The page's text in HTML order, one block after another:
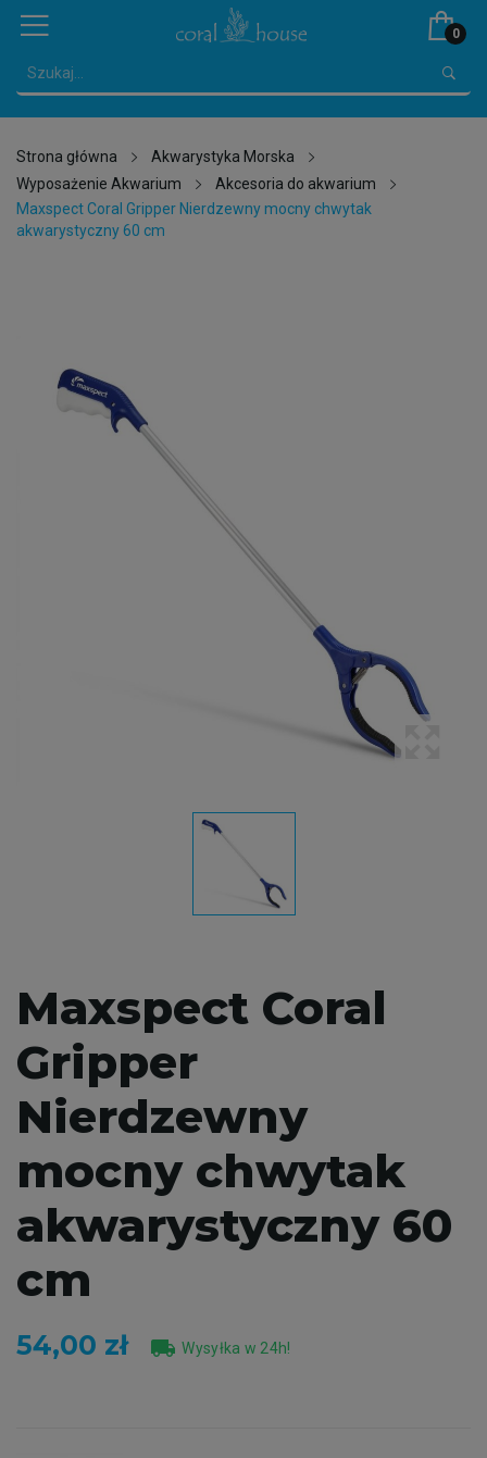
0
Strona główna
Akwarystyka Morska
Wyposażenie Akwarium
Akcesoria do akwarium
Maxspect Coral Gripper Nierdzewny mocny chwytak
akwarystyczny 60 cm
Maxspect Coral
Gripper
Nierdzewny
mocny chwytak
akwarystyczny 60
cm
54,00 zł local_shipping Wysyłka w 24h!